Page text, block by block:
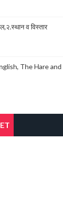
व विस्तार
The Hare